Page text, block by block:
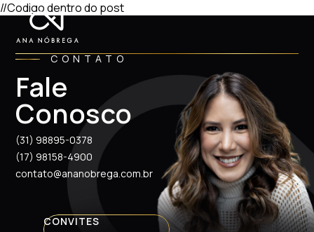
//Codigo dentro do post
CONTATO
Fale
Conosco
(31) 98895-0378
(17) 98158-4900
contato@ananobrega.com.br
CONVITES